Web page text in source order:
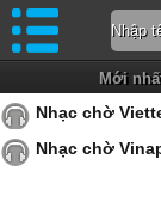
Mới
Nhạc chờ
Nhạc chờ